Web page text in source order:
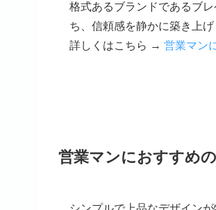
格式あるブランドであるブ
ち、信頼感を静かに築き上げ
詳しくはこちら → 営業マン
営業マンにおすすめ